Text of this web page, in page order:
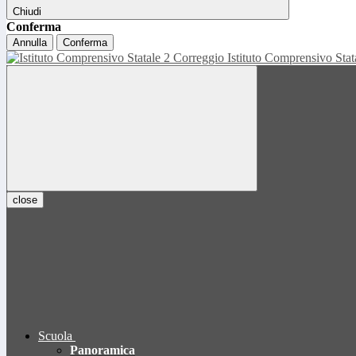
Chiudi
Conferma
Annulla Conferma
Istituto Comprensivo
close
Scuola
Panoramica